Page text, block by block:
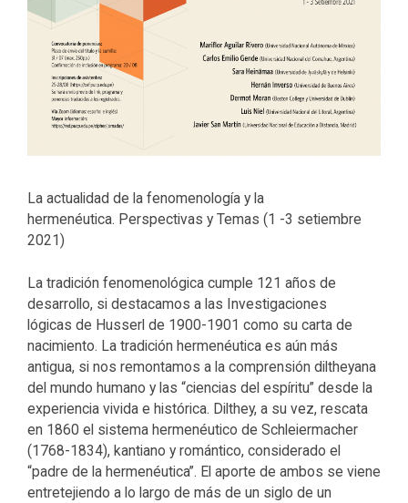
La actualidad de la fenomenología y la
hermenéutica. Perspectivas y Temas (1 -3 setiembre
2021)
La tradición fenomenológica cumple 121 años de
desarrollo, si destacamos a las Investigaciones
lógicas de Husserl de 1900-1901 como su carta de
nacimiento. La tradición hermenéutica es aún más
antigua, si nos remontamos a la comprensión diltheyana
del mundo humano y las “ciencias del espíritu” desde la
experiencia vivida e histórica. Dilthey, a su vez, rescata
en 1860 el sistema hermenéutico de Schleiermacher
(1768-1834), kantiano y romántico, considerado el
“padre de la hermenéutica”. El aporte de ambos se viene
entretejiendo a lo largo de más de un siglo de un